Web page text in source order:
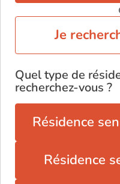
Je
Quel type de
recherchez-vous ?
Résidence
Résidence